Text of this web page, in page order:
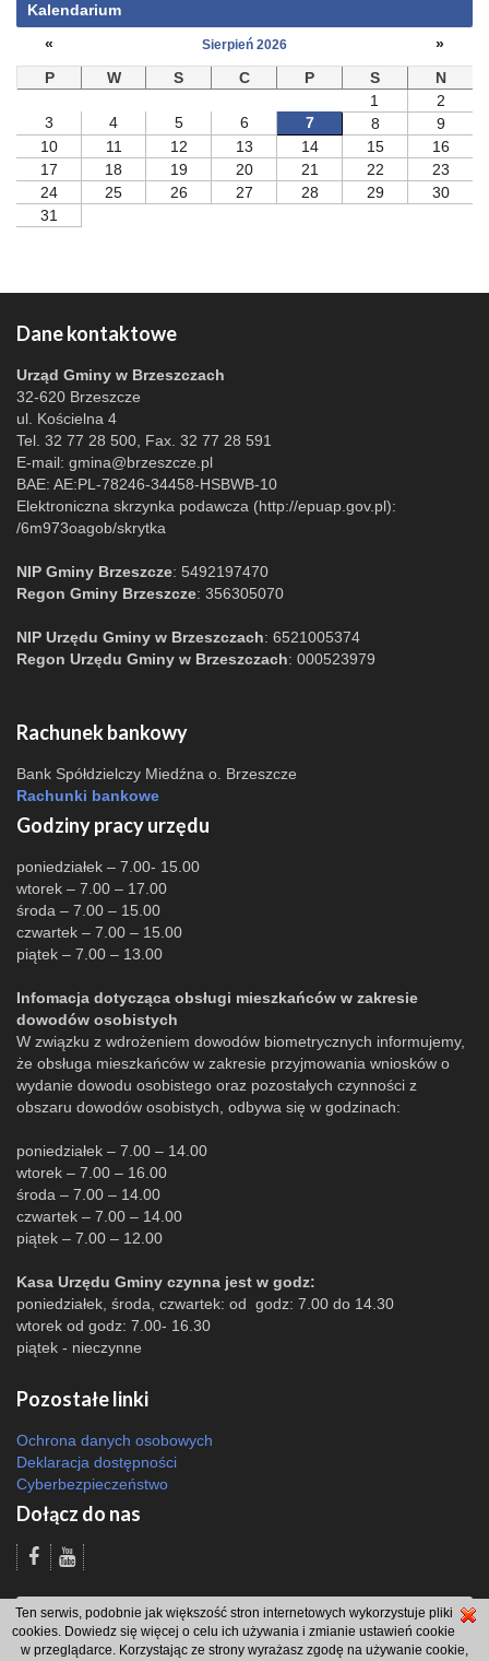
Kalendarium
«
Sierpień 2026
»
P
W S C P S
N
1
2
3
4 5 6 7 8
9
10
11 12 13 14 15
16
17
18 19 20 21 22
23
24
25 26 27 28 29
30
31
Dane kontaktowe
Urząd Gminy w Brzeszczach
32-620 Brzeszcze
ul. Kościelna 4
Tel. 32 77 28 500, Fax. 32 77 28 591
E-mail: gmina@brzeszcze.pl
BAE: AE:PL-78246-34458-HSBWB-10
Elektroniczna skrzynka podawcza (http://epuap.gov.pl):
/6m973oagob/skrytka
NIP Gminy Brzeszcze: 5492197470
Regon Gminy Brzeszcze: 356305070
NIP Urzędu Gminy w Brzeszczach: 6521005374
Regon Urzędu Gminy w Brzeszczach: 000523979
Rachunek bankowy
Bank Spółdzielczy Miedźna o. Brzeszcze
Rachunki bankowe
Godziny pracy urzędu
poniedziałek – 7.00- 15.00
wtorek – 7.00 – 17.00
środa – 7.00 – 15.00
czwartek – 7.00 – 15.00
piątek – 7.00 – 13.00
Infomacja dotycząca obsługi mieszkańców w zakresie
dowodów osobistych
W związku z wdrożeniem dowodów biometrycznych informujemy,
że obsługa mieszkańców w zakresie przyjmowania wniosków o
wydanie dowodu osobistego oraz pozostałych czynności z
obszaru dowodów osobistych, odbywa się w godzinach:
poniedziałek – 7.00 – 14.00
wtorek – 7.00 – 16.00
środa – 7.00 – 14.00
czwartek – 7.00 – 14.00
piątek – 7.00 – 12.00
Kasa Urzędu Gminy czynna jest w godz:
poniedziałek, środa, czwartek: od godz: 7.00 do 14.30
wtorek od godz: 7.00- 16.30
piątek - nieczynne
Pozostałe linki
Ochrona danych osobowych
Deklaracja dostępności
Cyberbezpieczeństwo
Dołącz do nas
Odsłon: 9498 | |Polityka bezpieczeństwa i polityka cookies|Redakcja|2007
- 2026 © Gmina Brzeszcze
projekt: Wdesk
Ten serwis, podobnie jak większość stron internetowych wykorzystuje pliki
cookies. Dowiedz się więcej o celu ich używania i zmianie ustawień cookie
w przeglądarce. Korzystając ze strony wyrażasz zgodę na używanie cookie,